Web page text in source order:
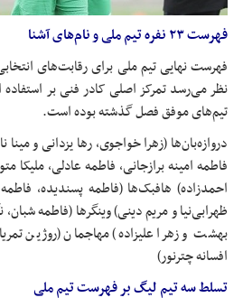
فهرست ۲۳ نفره تیم ملی و نام‌های آشنا
نظر می‌رسد تمرکز اصلی کادر فنی بر استفاده
تیم‌های موفق فصل گذشته بوده است.
دروازه‌بان‌ها (زهرا خواجوی، رها یزدانی و
فاطمه امینه برازجانی، فاطمه عادلی، ملیکا
احمدزاده) هافبک‌ها (فاطمه پسندیده،
ظهرابی‌نیا و مریم دینی) وینگرها (فاطمه
بهشت و زهرا علیزاده) مهاجمان (روژین
افسانه چترنور)
تسلط سه تیم لیگ بر فهرست تیم ملی